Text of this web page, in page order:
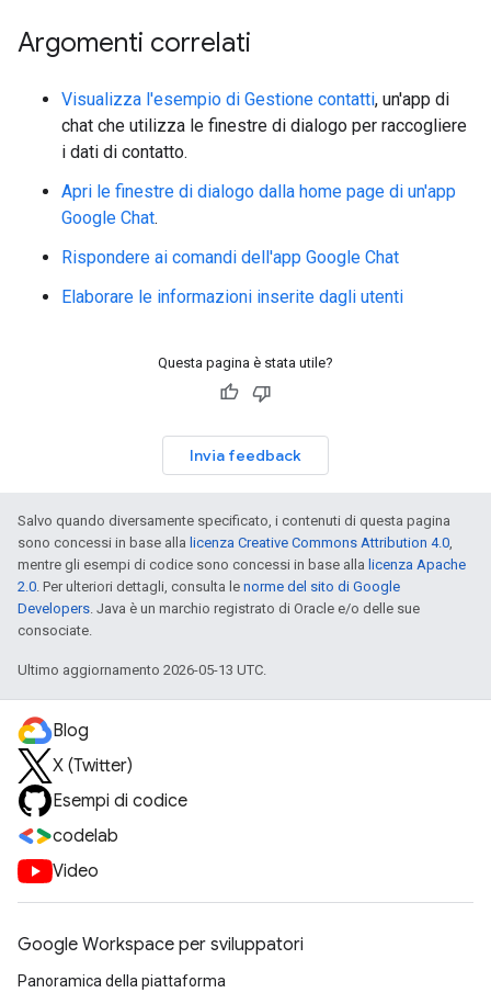
Argomenti correlati
Visualizza l'esempio di Gestione contatti, un'app di
chat che utilizza le finestre di dialogo per raccogliere
i dati di contatto.
Apri le finestre di dialogo dalla home page di un'app
Google Chat.
Rispondere ai comandi dell'app Google Chat
Elaborare le informazioni inserite dagli utenti
Questa pagina è stata utile?
Invia feedback
Salvo quando diversamente specificato, i contenuti di questa pagina
sono concessi in base alla licenza Creative Commons Attribution 4.0
mentre gli esempi di codice sono concessi in base alla licenza Apache
2.0 . Per ulteriori dettagli, consulta le norme del sito di Google
Developers . Java è un marchio registrato di Oracle e/o delle sue
consociate.
Ultimo aggiornamento 2026-05-13 UTC.
Blog
X (Twitter)
Esempi di codice
codelab
Video
Google Workspace per sviluppatori
Panoramica della piattaforma